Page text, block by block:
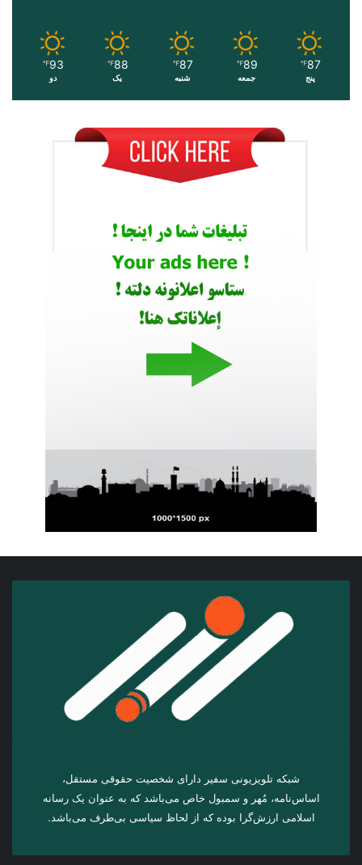
87
℉
پنج
89
℉
جمعه
87
℉
شنبه
88
℉
یک
93
℉
دو
شبکه تلویزیونی سفیر دارای شخصیت حقوقی مستقل،
اساس‌نامه، مُهر و سمبول خاص می‌باشد که به عنوان یک رسانه
اسلامی ارزش‌گرا بوده که از لحاظ سیاسی بی‌طرف می‌باشد.